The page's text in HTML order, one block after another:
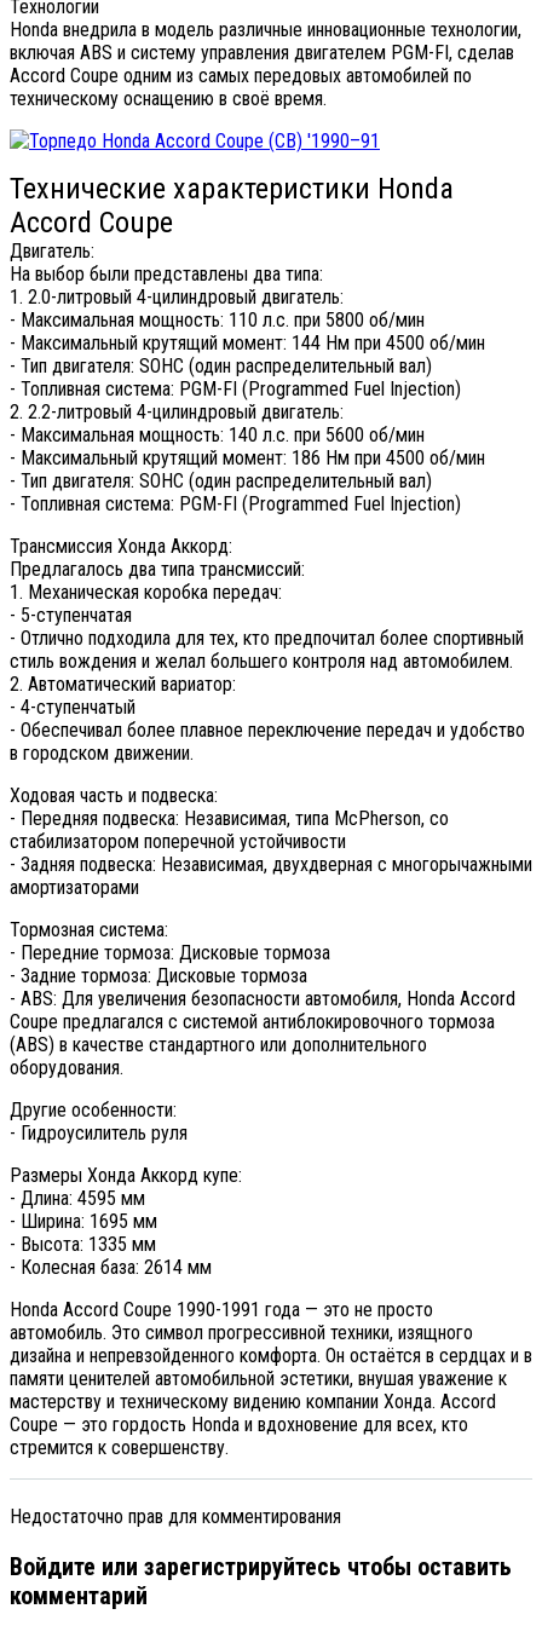
Технологии
Honda внедрила в модель различные инновационные технологии,
включая ABS и систему управления двигателем PGM-FI, сделав
Accord Coupe одним из самых передовых автомобилей по
техническому оснащению в своё время.
Технические характеристики Honda
Accord Coupe
Двигатель:
На выбор были представлены два типа:
1. 2.0-литровый 4-цилиндровый двигатель:
- Максимальная мощность: 110 л.с. при 5800 об/мин
- Максимальный крутящий момент: 144 Нм при 4500 об/мин
- Тип двигателя: SOHC (один распределительный вал)
- Топливная система: PGM-FI (Programmed Fuel Injection)
2. 2.2-литровый 4-цилиндровый двигатель:
- Максимальная мощность: 140 л.с. при 5600 об/мин
- Максимальный крутящий момент: 186 Нм при 4500 об/мин
- Тип двигателя: SOHC (один распределительный вал)
- Топливная система: PGM-FI (Programmed Fuel Injection)
Трансмиссия Хонда Аккорд:
Предлагалось два типа трансмиссий:
1. Механическая коробка передач:
- 5-ступенчатая
- Отлично подходила для тех, кто предпочитал более спортивный
стиль вождения и желал большего контроля над автомобилем.
2. Автоматический вариатор:
- 4-ступенчатый
- Обеспечивал более плавное переключение передач и удобство
в городском движении.
Ходовая часть и подвеска:
- Передняя подвеска: Независимая, типа McPherson, со
стабилизатором поперечной устойчивости
- Задняя подвеска: Независимая, двухдверная с многорычажными
амортизаторами
Тормозная система:
- Передние тормоза: Дисковые тормоза
- Задние тормоза: Дисковые тормоза
- ABS: Для увеличения безопасности автомобиля, Honda Accord
Coupe предлагался с системой антиблокировочного тормоза
(ABS) в качестве стандартного или дополнительного
оборудования.
Другие особенности:
- Гидроусилитель руля
Размеры Хонда Аккорд купе:
- Длина: 4595 мм
- Ширина: 1695 мм
- Высота: 1335 мм
- Колесная база: 2614 мм
Honda Accord Coupe 1990-1991 года — это не просто
автомобиль. Это символ прогрессивной техники, изящного
дизайна и непревзойденного комфорта. Он остаётся в сердцах и в
памяти ценителей автомобильной эстетики, внушая уважение к
мастерству и техническому видению компании Хонда. Accord
Coupe — это гордость Honda и вдохновение для всех, кто
стремится к совершенству.
Недостаточно прав для комментирования
Войдите или зарегистрируйтесь чтобы оставить
комментарий